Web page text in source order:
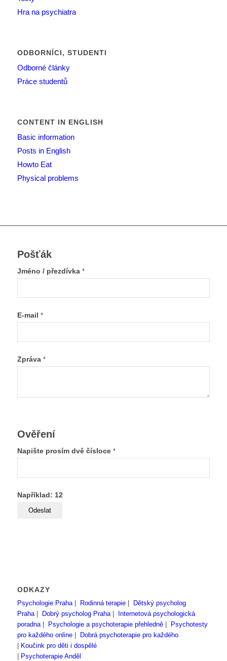
Hra na psychiatra
ODBORNÍCI, STUDENTI
Odborné články
Práce studentů
CONTENT IN ENGLISH
Basic information
Posts in English
Howto Eat
Physical problems
Pošťák
Jméno / přezdívka *
E-mail *
Zpráva *
Ověření
Napište prosím dvě čísloce *
Například: 12
ODKAZY
Psychologie Praha| Rodinná terapie|
Dětský psycholog
Praha| Dobrý psycholog Praha|
Internetová psychologická
poradna| Psychologie a psychoterapie přehledně|
Psychotesty
pro každého online|
Dobrá psychoterapie pro každého
Koučink pro děti i dospělé
Psychoterapie Anděl